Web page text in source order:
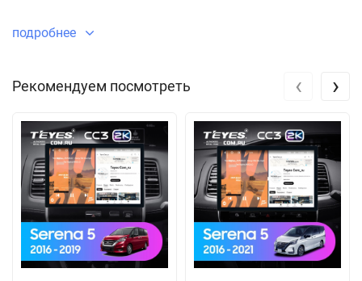
подробнее
Рекомендуем посмотреть ‹ ›